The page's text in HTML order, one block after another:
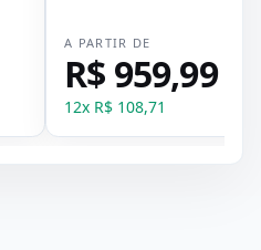
A PARTIR DE
R$ 959,99
12x R$ 108,71